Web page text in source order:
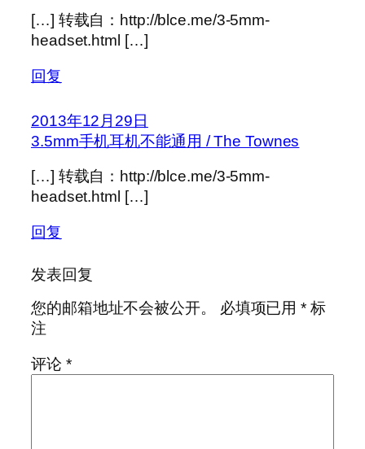
[…] 转载自：http://blce.me/3-5mm-
headset.html […]
回复
2013年12月29日
3.5mm手机耳机不能通用 / The Townes
[…] 转载自：http://blce.me/3-5mm-
headset.html […]
回复
发表回复
您的邮箱地址不会被公开。
必填项已用* 标
注
评论 *